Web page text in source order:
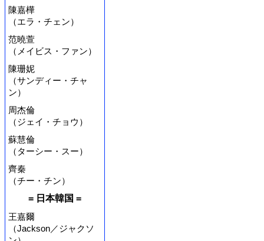
陳嘉樺
（エラ・チェン）
范曉萱
（メイビス・ファン）
陳珊妮
（サンディー・チャ
ン）
周杰倫
（ジェイ・チョウ）
蘇慧倫
（ターシー・スー）
齊秦
（チー・チン）
= 日本韓国 =
王嘉爾
（Jackson／ジャクソ